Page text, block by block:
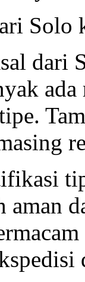
Solo
dari
aman